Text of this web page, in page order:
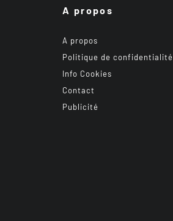
A propos
A propos
Politique de confidentialité
Info Cookies
Contact
Publicité